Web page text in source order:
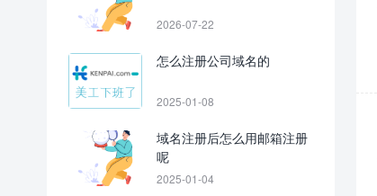
2026-07-22
怎么注册公司域名的
2025-01-08
域名注册后怎么用邮箱注册
呢
2025-01-04